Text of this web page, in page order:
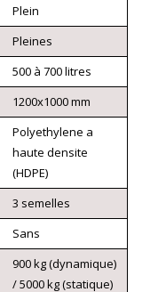
Plein
Pleines
500 à 700 litres
1200x1000 mm
Polyethylene a
haute densite
(HDPE)
3 semelles
Sans
900 kg (dynamique)
/ 5000 kg (statique)